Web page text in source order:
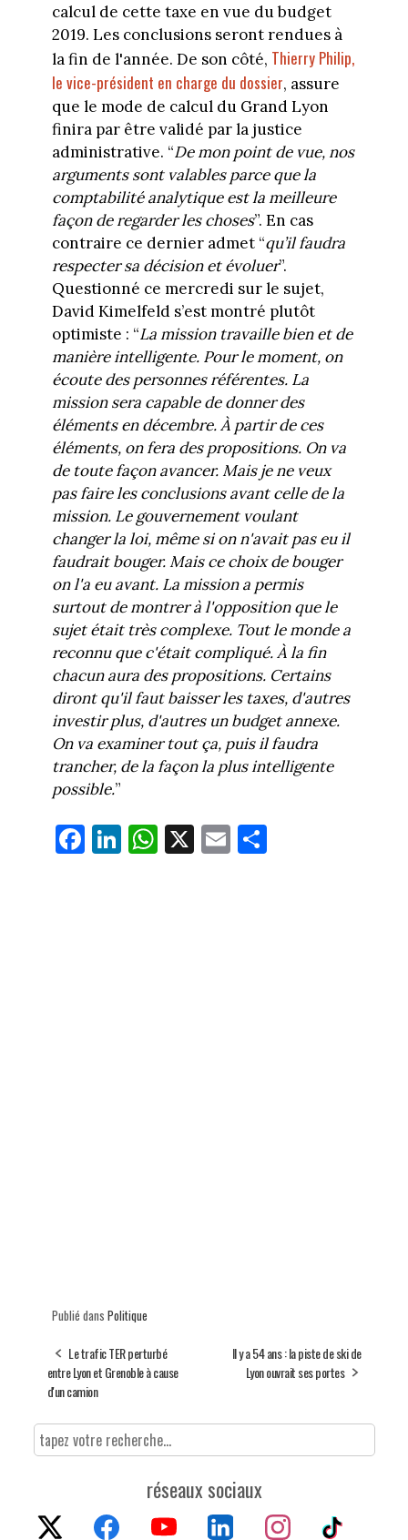
calcul de cette taxe en vue du budget
2019. Les conclusions seront rendues à
la fin de l'année. De son côté, Thierry Philip,
le vice-président en charge du dossier, assure
que le mode de calcul du Grand Lyon
finira par être validé par la justice
administrative. “De mon point de vue, nos
arguments sont valables parce que la
comptabilité analytique est la meilleure
façon de regarder les choses”. En cas
contraire ce dernier admet “qu’il faudra
respecter sa décision et évoluer”.
Questionné ce mercredi sur le sujet,
David Kimelfeld s’est montré plutôt
optimiste : “La mission travaille bien et de
manière intelligente. Pour le moment, on
écoute des personnes référentes. La
mission sera capable de donner des
éléments en décembre. À partir de ces
éléments, on fera des propositions. On va
de toute façon avancer. Mais je ne veux
pas faire les conclusions avant celle de la
mission. Le gouvernement voulant
changer la loi, même si on n'avait pas eu il
faudrait bouger. Mais ce choix de bouger
on l'a eu avant. La mission a permis
surtout de montrer à l'opposition que le
sujet était très complexe. Tout le monde a
reconnu que c'était compliqué. À la fin
chacun aura des propositions. Certains
diront qu'il faut baisser les taxes, d'autres
investir plus, d'autres un budget annexe.
On va examiner tout ça, puis il faudra
trancher, de la façon la plus intelligente
possible.”
Fa
ce
Li
nk
W
ha
X E
m
Pa
Publié dans Politique
Le trafic TER perturbé
entre Lyon et Grenoble à cause
d'un camion
Il y a 54 ans : la piste de ski de
Lyon ouvrait ses portes
réseaux sociaux